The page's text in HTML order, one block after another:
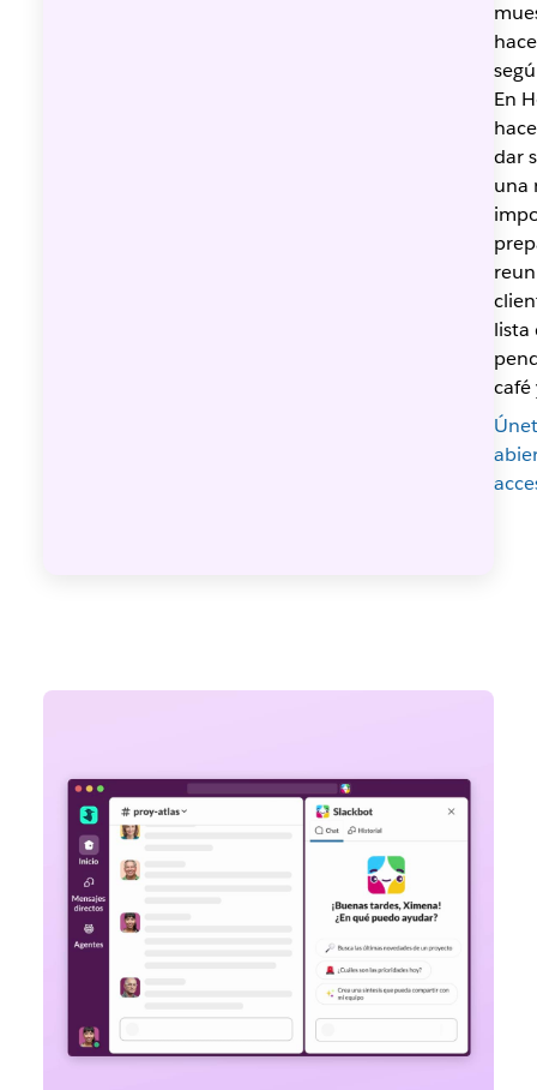
En
dar
una
lista
café